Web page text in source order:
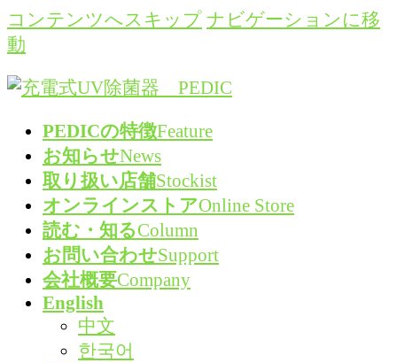
コンテンツへスキップ ナビゲーションに移
動
PEDICの特徴Feature
お知らせNews
取り扱い店舗Stockist
オンラインストアOnline Store
読む・知るColumn
お問い合わせSupport
会社概要Company
English
中文
한국어